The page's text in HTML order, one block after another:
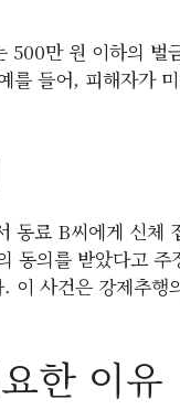
500만 원 이하의 벌
를 들어, 피해자가
동료 B씨에게 신체
동의를 받았다고 주
이 사건은 강제추행
한 이유